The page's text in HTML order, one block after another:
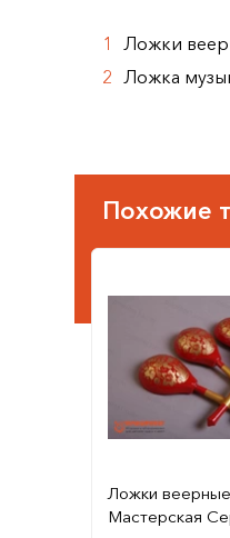
Ложки
Ложка
Похожие
Ложки веерные
Мастерская